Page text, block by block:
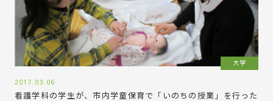
大学
2017.03.06
看護学科の学生が、市内学童保育で「いのちの授業」を行った